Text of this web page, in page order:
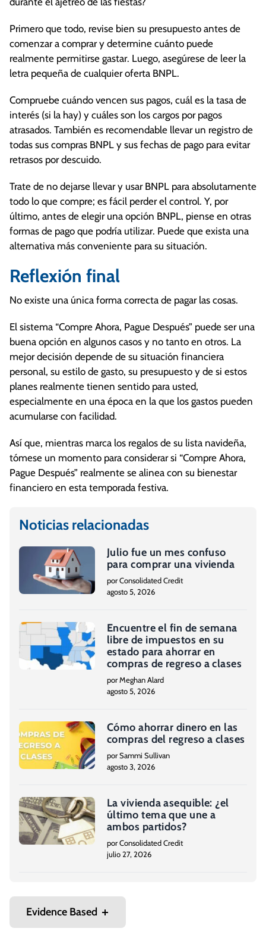
Primero que todo, revise bien su presupuesto antes de
comenzar a comprar y determine cuánto puede
realmente permitirse gastar. Luego, asegúrese de leer la
letra pequeña de cualquier oferta BNPL.
Compruebe cuándo vencen sus pagos, cuál es la tasa de
interés (si la hay) y cuáles son los cargos por pagos
atrasados. También es recomendable llevar un registro de
todas sus compras BNPL y sus fechas de pago para evitar
retrasos por descuido.
Trate de no dejarse llevar y usar BNPL para absolutamente
todo lo que compre; es fácil perder el control. Y, por
último, antes de elegir una opción BNPL, piense en otras
formas de pago que podría utilizar. Puede que exista una
alternativa más conveniente para su situación.
Reflexión final
No existe una única forma correcta de pagar las cosas.
El sistema “Compre Ahora, Pague Después” puede ser una
buena opción en algunos casos y no tanto en otros. La
mejor decisión depende de su situación financiera
personal, su estilo de gasto, su presupuesto y de si estos
planes realmente tienen sentido para usted,
especialmente en una época en la que los gastos pueden
acumularse con facilidad.
Así que, mientras marca los regalos de su lista navideña,
tómese un momento para considerar si “Compre Ahora,
Pague Después” realmente se alinea con su bienestar
financiero en esta temporada festiva.
Noticias relacionadas
Julio fue un mes confuso
para comprar una vivienda
por Consolidated Credit
agosto 5, 2026
Encuentre el fin de semana
libre de impuestos en su
estado para ahorrar en
compras de regreso a clases
por Meghan Alard
agosto 5, 2026
Cómo ahorrar dinero en las
compras del regreso a clases
por Sammi Sullivan
agosto 3, 2026
La vivienda asequible: ¿el
último tema que une a
ambos partidos?
por Consolidated Credit
julio 27, 2026
Evidence Based